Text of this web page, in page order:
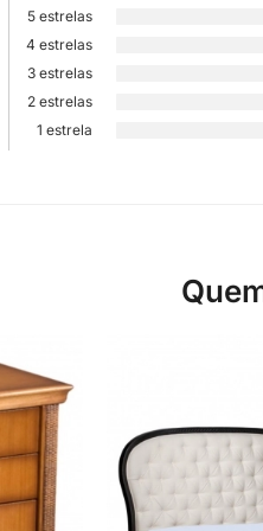
5 estrelas
4 estrelas
3 estrelas
2 estrelas
1 estrela